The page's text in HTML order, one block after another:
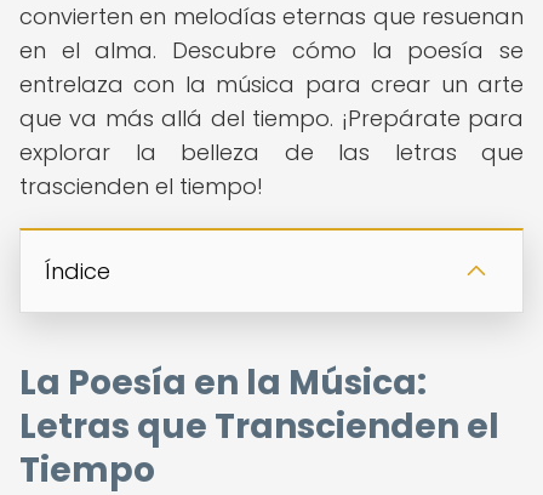
convierten en melodías eternas que resuenan
en el alma. Descubre cómo la poesía se
entrelaza con la música para crear un arte
que va más allá del tiempo. ¡Prepárate para
explorar la belleza de las letras que
trascienden el tiempo!
Índice
La Poesía en la Música:
Letras que Transcienden el
Tiempo